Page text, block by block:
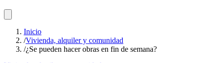
Inicio
/Vivienda, alquiler y comunidad
/¿Se pueden hacer obras en fin de semana?